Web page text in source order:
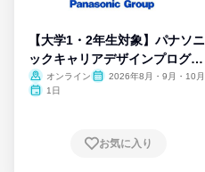
【大学1・2年生対象】パナソニ
ックキャリアデザインプログラ
ム
オンライン
2026年8月・9月・10月
1日
お気に入り